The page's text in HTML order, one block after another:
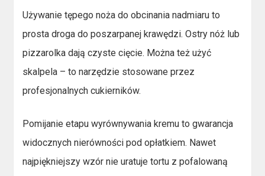
Używanie tępego noża do obcinania nadmiaru to
prosta droga do poszarpanej krawędzi. Ostry nóż lub
pizzarolka dają czyste cięcie. Można też użyć
skalpela – to narzędzie stosowane przez
profesjonalnych cukierników.
Pomijanie etapu wyrównywania kremu to gwarancja
widocznych nierówności pod opłatkiem. Nawet
najpiękniejszy wzór nie uratuje tortu z pofalowaną